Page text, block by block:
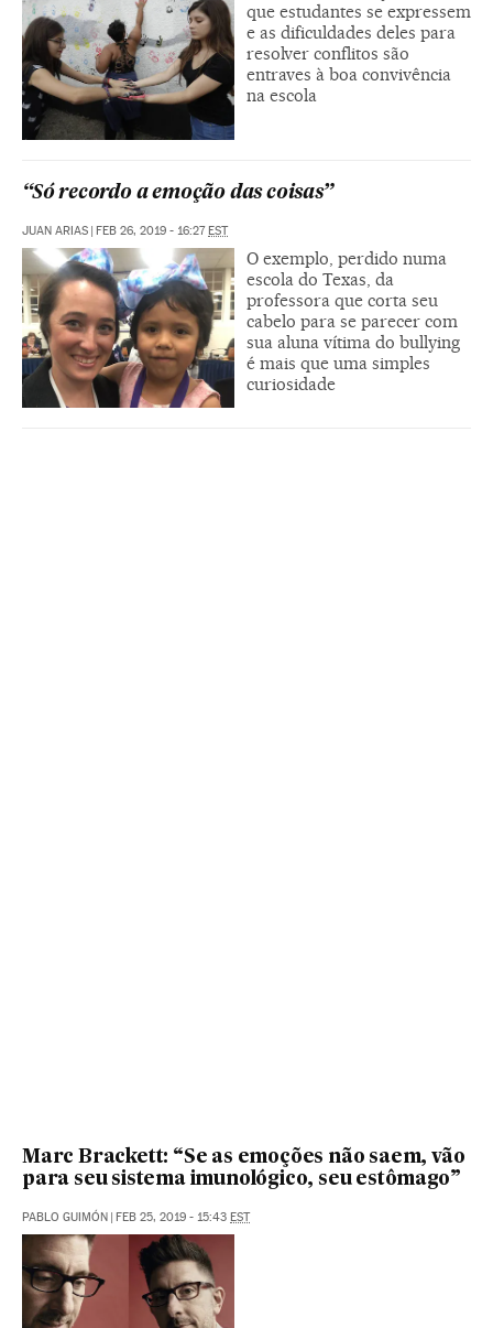
que estudantes se expressem
e as dificuldades deles para
resolver conflitos são
entraves à boa convivência
na escola
“Só recordo a emoção das coisas”
JUAN ARIAS | FEB 26, 2019 - 16:27EST
O exemplo, perdido numa
escola do Texas, da
professora que corta seu
cabelo para se parecer com
sua aluna vítima do bullying
é mais que uma simples
curiosidade
Marc Brackett: “Se as emoções não saem, vão
para seu sistema imunológico, seu estômago”
PABLO GUIMÓN | FEB 25, 2019 - 15:43 EST